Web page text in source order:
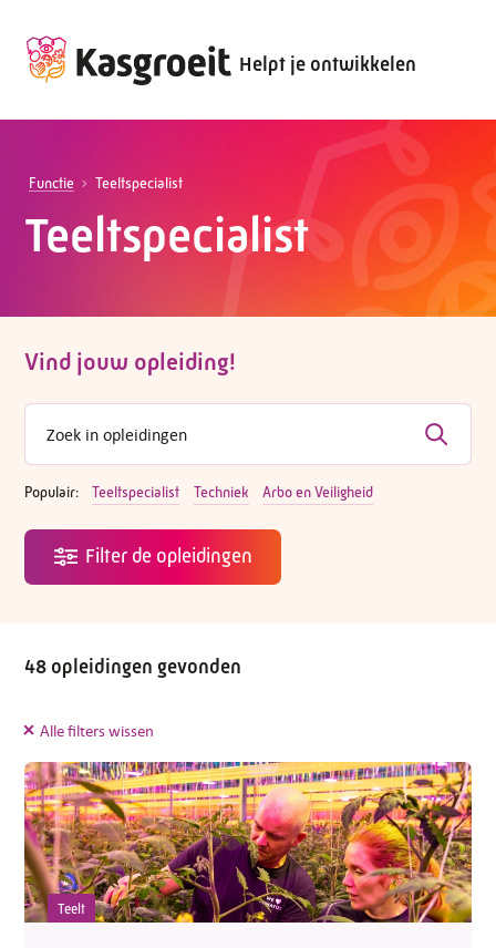
Helpt je ontwikkelen
Functie Teeltspecialist
Teeltspecialist
Vind jouw opleiding!
Populair: Teeltspecialist Techniek Arbo en Veiligheid
48 opleidingen gevonden
Alle filters wissen
Teelt